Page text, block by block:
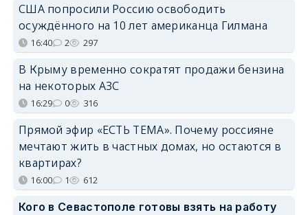
США попросили Россию освободить
осуждённого на 10 лет американца Гилмана
16:40 2 297
В Крыму временно сократят продажи бензина
на некоторых АЗС
16:29 0 316
Прямой эфир «ЕСТЬ ТЕМА». Почему россияне
мечтают жить в частных домах, но остаются в
квартирах?
16:00 1 612
Кого в Севастополе готовы взять на работу